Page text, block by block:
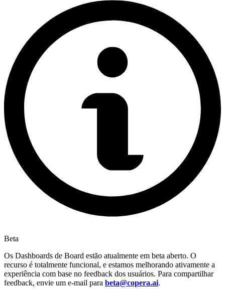
Beta
Os Dashboards de Board estão atualmente em beta aberto. O
recurso é totalmente funcional, e estamos melhorando ativamente a
experiência com base no feedback dos usuários. Para compartilhar
feedback, envie um e-mail para beta@copera.ai.